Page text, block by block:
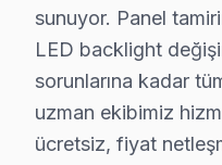
• Sarıyer'de Panel
• Sarıyer'de
• Sarıyer'de T-Con
• Sarıyer'de uzaktan
• Sarıyer'de tüm
sunuyor. Panel
LED backlight
sorunlarına kadar
uzman ekibimiz
ücretsiz, fiyat